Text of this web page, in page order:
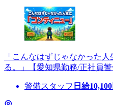
「こんなはずじゃなかった
る。」【愛知県勤務/正社員警
警備スタッフ 日給10,100